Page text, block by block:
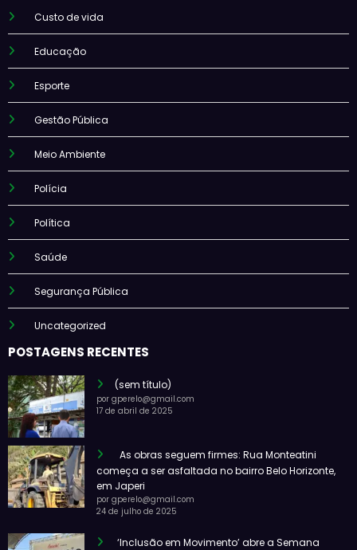
Custo de vida
Educação
Esporte
Gestão Pública
Meio Ambiente
Polícia
Política
Saúde
Segurança Pública
Uncategorized
POSTAGENS RECENTES
(sem título)
por gperelo@gmail.com
17 de abril de 2025
As obras seguem firmes: Rua Monteatini
começa a ser asfaltada no bairro Belo Horizonte,
em Japeri
por gperelo@gmail.com
24 de julho de 2025
‘Inclusão em Movimento’ abre a Semana